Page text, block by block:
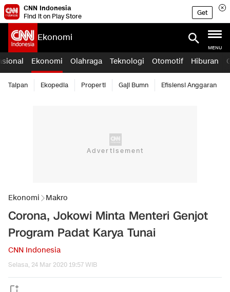
CNN Indonesia
Find it on Play Store
Get
Ekonomi
MENU
Ekonomi Olahraga Teknologi Otomotif Hiburan
Taipan Ekopedia Properti Gaji Bumn Efisiensi Anggaran
Ekonomi Makro
Corona, Jokowi Minta Menteri Genjot
Program Padat Karya Tunai
CNN Indonesia
Selasa, 24 Mar 2020 19:57 WIB